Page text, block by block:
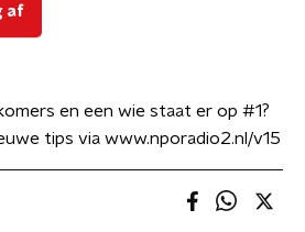
af
en een wie staat er op #1?
tips via www.nporadio2.nl/v15